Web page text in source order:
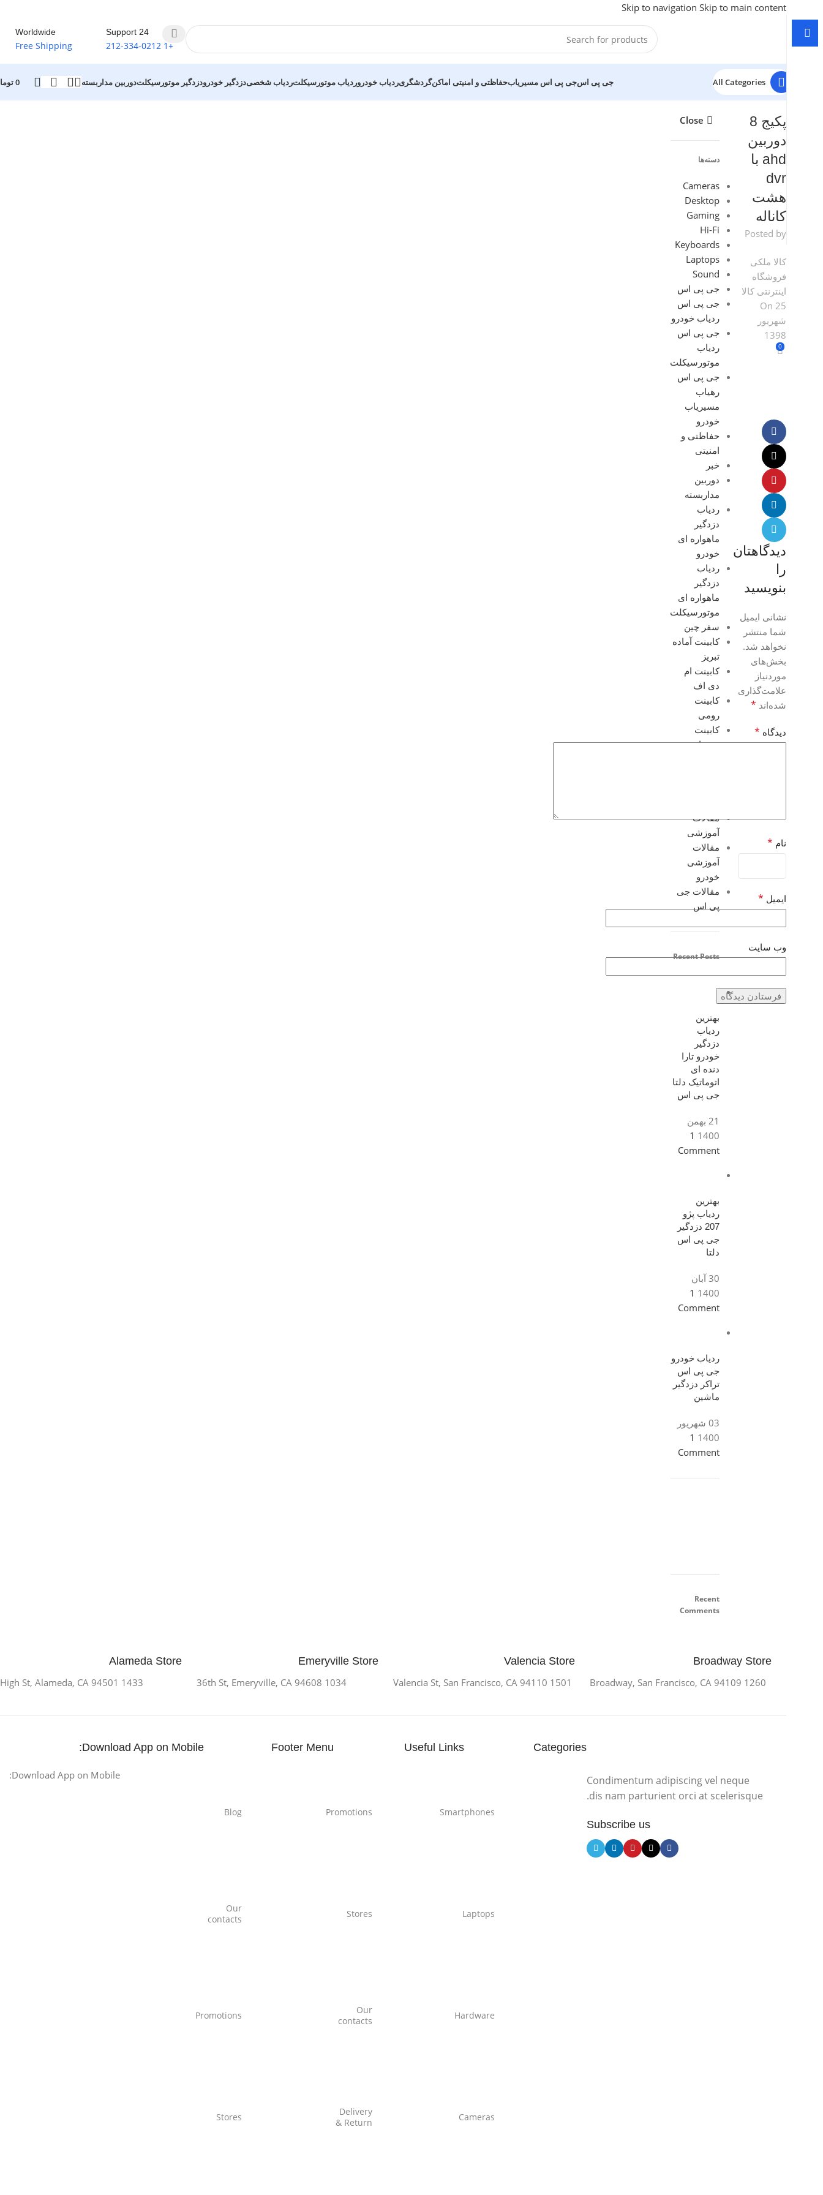
Skip to navigation Skip to main content
24 Support
+1 212-334-0212
Worldwide
Free Shipping
All Categories جی پی اسجی پی اس مسیریابحفاظتی و امنیتی اماکنگردشگریردیاب خودروردیاب موتورسیکلتردیاب شخصیدزدگیر خودرودزدگیر موتورسیکلتدوربین مداربسته 0
پکیج 8
دوربین
ahd با
dvr
هشت
کاناله
Posted by
کالا ملکی
فروشگاه
اینترنتی کالا
On 25
شهریور
1398
0
دیدگاهتان
را
بنویسید
نشانی ایمیل
شما منتشر
نخواهد شد.
بخش‌های
موردنیاز
علامت‌گذاری
شده‌اند *
دیدگاه *
نام *
ایمیل *
وب‌ سایت
Close
دسته‌ها
Cameras
Desktop
Gaming
Hi-Fi
Keyboards
Laptops
Sound
جی پی اس
جی پی اس
ردیاب خودرو
جی پی اس
ردیاب
موتورسیکلت
جی پی اس
رهیاب
مسیریاب
خودرو
حفاظتی و
امنیتی
خبر
دوربین
مداربسته
ردیاب
دزدگیر
ماهواره ای
خودرو
ردیاب
دزدگیر
ماهواره ای
موتورسیکلت
سفر چین
کابینت آماده
تبریز
کابینت ام
دی اف
کابینت
رومی
کابینت
ممبران
مقالات
آموزشی
مقالات
آموزشی
خودرو
مقالات جی
پی اس
Recent Posts
بهترین
ردیاب
دزدگیر
خودرو تارا
دنده ای
اتوماتیک دلتا
جی پی اس
21 بهمن
1400
1
Comment
بهترین
ردیاب پژو
207 دزدگیر
جی پی اس
دلتا
30 آبان
1400
1
Comment
ردیاب خودرو
جی پی اس
تراکر دزدگیر
ماشین
03 شهریور
1400
1
Comment
SALE
HP
Shop
Recent
Comments
Broadway Store
1260 Broadway, San Francisco, CA 94109
Valencia Store
1501 Valencia St, San Francisco, CA 94110
Emeryville Store
1034 36th St, Emeryville, CA 94608
Alameda Store
1433 High St, Alameda, CA 94501
Condimentum adipiscing vel neque
dis nam parturient orci at scelerisque.
Subscribe us
Categories
Smartphones
Laptops
Hardware
Cameras
Useful Links
Promotions
Stores
Our
contacts
Delivery
& Return
Footer Menu
Blog
Our
contacts
Promotions
Stores
Download App on Mobile:
Download App on Mobile: